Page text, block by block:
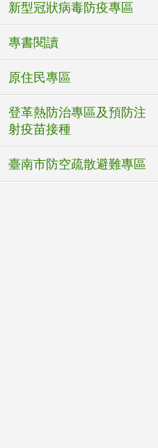
新型冠狀病毒防疫專區
專書閱讀
原住民專區
登革熱防治專區及預防注
射疫苗接種
臺南市防空疏散避難專區